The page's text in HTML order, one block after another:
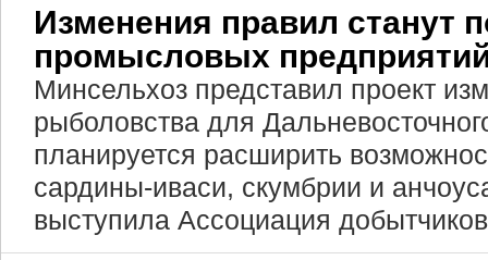
Изменения правил станут
промысловых
Минсельхоз представил проект
рыболовства для
планируется расширить
сардины-иваси, скумбрии и
выступила Ассоциация